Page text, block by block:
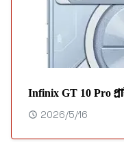
Infinix GT 10 Pro
2026/5/16